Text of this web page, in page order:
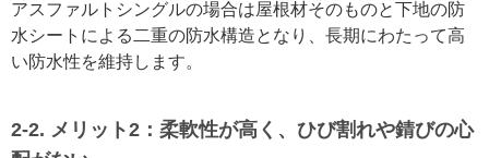
アスファルトシングルの場合は屋根材そのものと下地の防
水シートによる二重の防水構造となり、長期にわたって高
い防水性を維持します。
2-2. メリット2：柔軟性が高く、ひび割れや錆びの心